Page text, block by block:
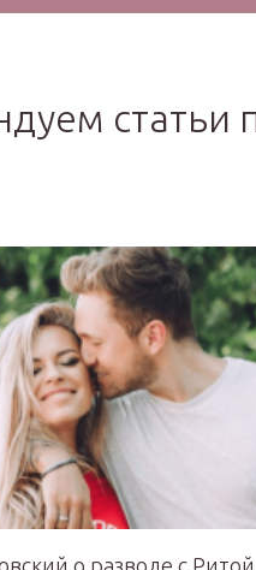
статьи
о разводе с Ритой